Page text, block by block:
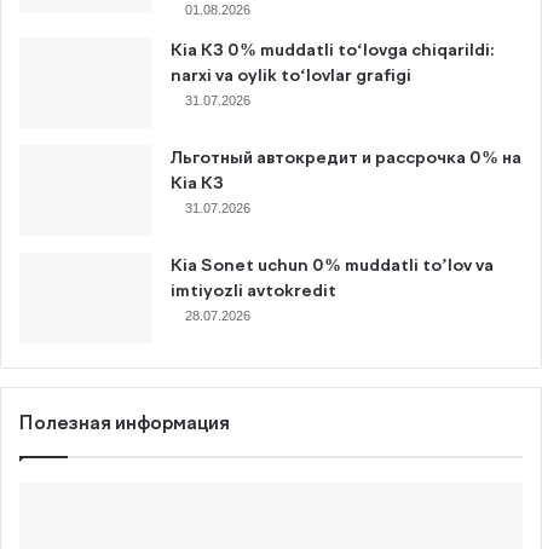
01.08.2026
Kia K3 0% muddatli to‘lovga chiqarildi:
narxi va oylik to‘lovlar grafigi
31.07.2026
Льготный автокредит и рассрочка 0% на
Kia K3
31.07.2026
Kia Sonet uchun 0% muddatli to’lov va
imtiyozli avtokredit
28.07.2026
Полезная информация